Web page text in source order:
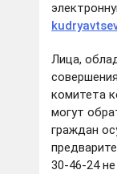
Лица,
комитета
могут
граждан
30-46-24